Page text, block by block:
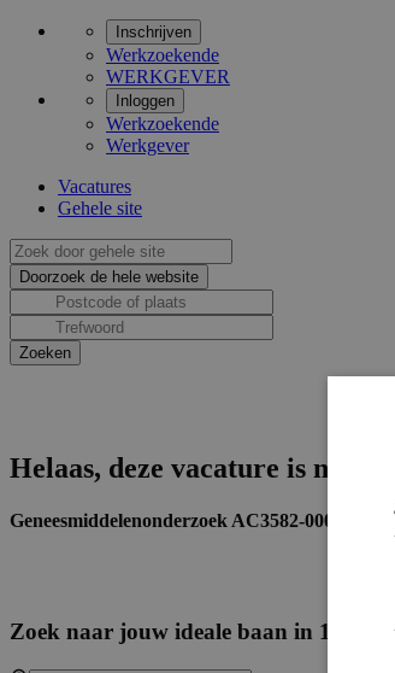
Inschrijven
Werkzoekende
WERKGEVER
Inloggen
Werkzoekende
Werkgever
Vacatures
Gehele site
Helaas, deze vacature is niet
Geneesmiddelenonderzoek AC3582-0006-
Zoek naar jouw ideale baan in 14877